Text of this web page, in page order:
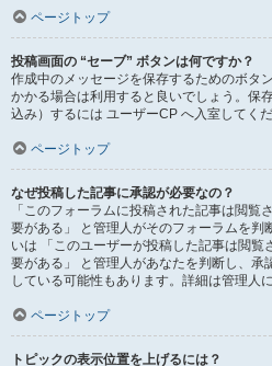
ページトップ
投稿画面の “セーブ” ボタンは何ですか？
作成中のメッセージを保存するためのボタ
かかる場合は利用すると良いでしょう。保
込み）するには ユーザーCP へ入室してくだ
ページトップ
なぜ投稿した記事に承認が必要なの？
「このフォーラムに投稿された記事は閲覧
要がある」 と管理人がそのフォーラムを判
いは 「このユーザーが投稿した記事は閲
要がある」 と管理人があなたを判断し、承
している可能性もあります。詳細は管理人
ページトップ
トピックの表示位置を上げるには？